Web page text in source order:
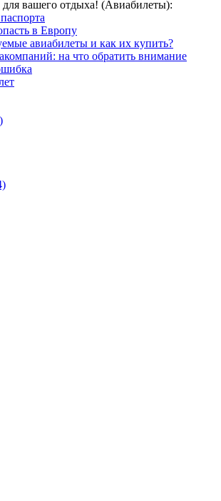
вашего отдыха! (Авиабилеты):
в Европу
авиабилеты и как их купить?
на что обратить внимание